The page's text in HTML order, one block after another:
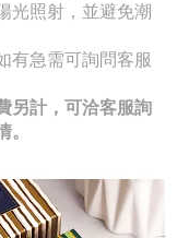
光照射，並避免潮
有急需可詢問客服
另計，可洽客服詢
。